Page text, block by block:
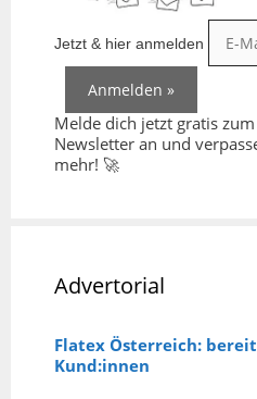
Jetzt & hier anmelden
Melde dich jetzt gratis
Newsletter an und
mehr! 🚀
Advertorial
Flatex Österreich:
Kund:innen